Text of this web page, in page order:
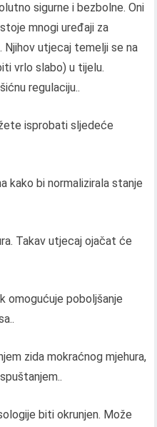
sigurne i bezbolne. Oni
mnogi uređaji za
Njihov utjecaj temelji se na
vrlo slabo) u tijelu.
regulaciju..
isprobati sljedeće
kako bi normalizirala stanje
Takav utjecaj ojačat će
omogućuje poboljšanje
zida mokraćnog mjehura,
biti okrunjen. Može